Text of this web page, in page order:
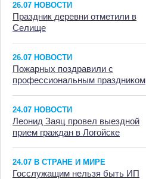
26.07 НОВОСТИ
Праздник деревни отметили в
Селище
26.07 НОВОСТИ
Пожарных поздравили с
профессиональным праздником
24.07 НОВОСТИ
Леонид Заяц провел выездной
прием граждан в Логойске
24.07 В СТРАНЕ И МИРЕ
Госслужащим нельзя быть ИП